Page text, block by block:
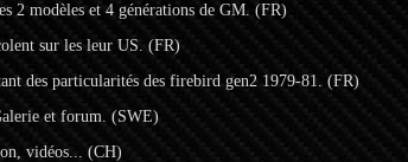
2 modèles et 4 générations de GM. (FR)
sur les leur US. (FR)
des particularités des firebird gen2 1979-81. (FR)
et forum. (SWE)
vidéos... (CH)